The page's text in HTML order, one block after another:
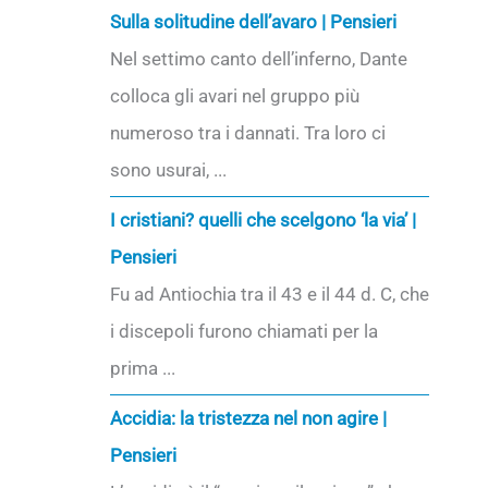
Sulla solitudine dell’avaro | Pensieri
Nel settimo canto dell’inferno, Dante
colloca gli avari nel gruppo più
numeroso tra i dannati. Tra loro ci
sono usurai, ...
I cristiani? quelli che scelgono ‘la via’ |
Pensieri
Fu ad Antiochia tra il 43 e il 44 d. C, che
i discepoli furono chiamati per la
prima ...
Accidia: la tristezza nel non agire |
Pensieri